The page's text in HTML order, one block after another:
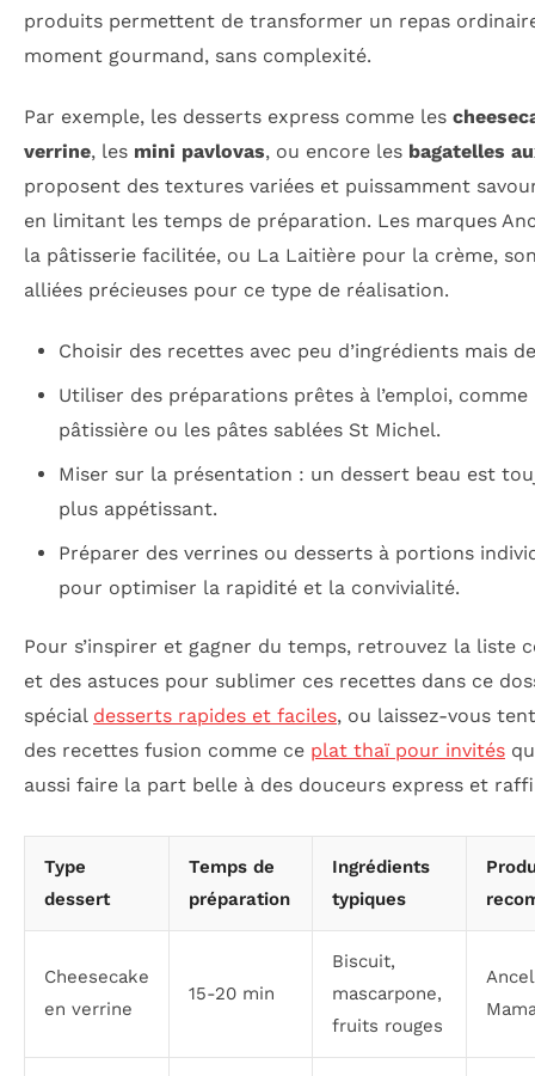
produits permettent de transformer un repas
moment gourmand, sans complexité.
Par exemple, les desserts express comme les
verrine, les mini pavlovas, ou encore les bagatelles
proposent des textures variées et puissamment
en limitant les temps de préparation. Les marques
la pâtisserie facilitée, ou La Laitière pour la crème,
alliées précieuses pour ce type de réalisation.
Choisir des recettes avec peu d’ingrédients mais
Utiliser des préparations prêtes à l’emploi, comme
pâtissière ou les pâtes sablées St Michel.
Miser sur la présentation : un dessert beau est
plus appétissant.
Préparer des verrines ou desserts à portions
pour optimiser la rapidité et la convivialité.
Pour s’inspirer et gagner du temps, retrouvez la liste
et des astuces pour sublimer ces recettes dans ce
spécial desserts rapides et faciles, ou laissez-vous
des recettes fusion comme ce plat thaï pour invités
aussi faire la part belle à des douceurs express et
Type
dessert
Temps de
préparation
Ingrédients
typiques
Cheesecake
en verrine
15-20 min
Biscuit,
mascarpone,
fruits rouges